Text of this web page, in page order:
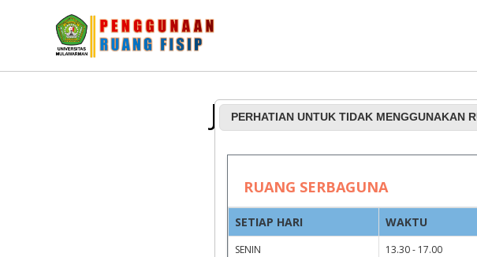
Jadwal
PERHATIAN UNTUK TIDAK MENGGUNAKAN
RUANG SERBAGUNA
SETIAP HARI WAKTU
SENIN 13.30 - 17.00